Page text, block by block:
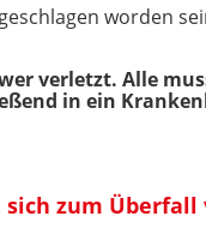
worden
verletzt. Alle
in ein
sich zum